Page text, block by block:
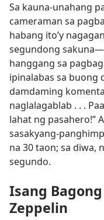
Sa kauna-unahang
cameraman sa
habang ito’y
segundong
hanggang sa
ipinalabas sa buong
damdaming
naglalagablab . . .
lahat ng pasahero!”
sasakyang-
na 30 taon; sa diwa,
segundo.
Isang
Zeppelin